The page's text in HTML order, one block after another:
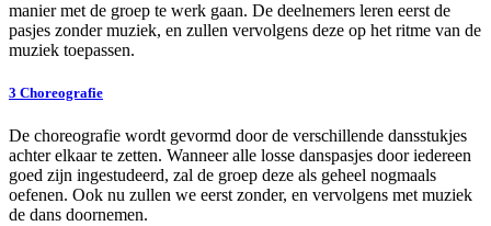
manier met de groep te werk gaan. De deelnemers leren eerst de
pasjes zonder muziek, en zullen vervolgens deze op het ritme van de
muziek toepassen.
3 Choreografie
De choreografie wordt gevormd door de verschillende dansstukjes
achter elkaar te zetten. Wanneer alle losse danspasjes door iedereen
goed zijn ingestudeerd, zal de groep deze als geheel nogmaals
oefenen. Ook nu zullen we eerst zonder, en vervolgens met muziek
de dans doornemen.